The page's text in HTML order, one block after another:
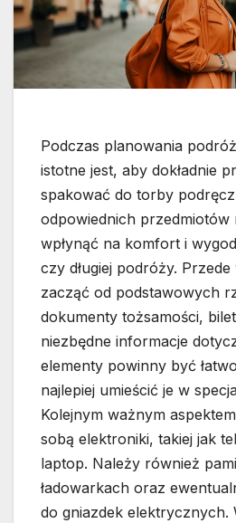
Podczas planowania
istotne jest, aby dokładnie
spakować do torby
odpowiednich przedmiotów
wpłynąć na komfort i
czy długiej podróży.
zacząć od podstawowych
dokumenty tożsamości,
niezbędne informacje
elementy powinny być
najlepiej umieścić je w
Kolejnym ważnym
sobą elektroniki, takiej jak
laptop. Należy również
ładowarkach oraz
do gniazdek elektrycznych.